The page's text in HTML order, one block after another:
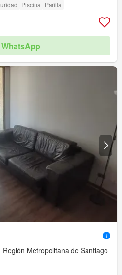
Piscina Parilla
WhatsApp
Región Metropolitana de Santiago